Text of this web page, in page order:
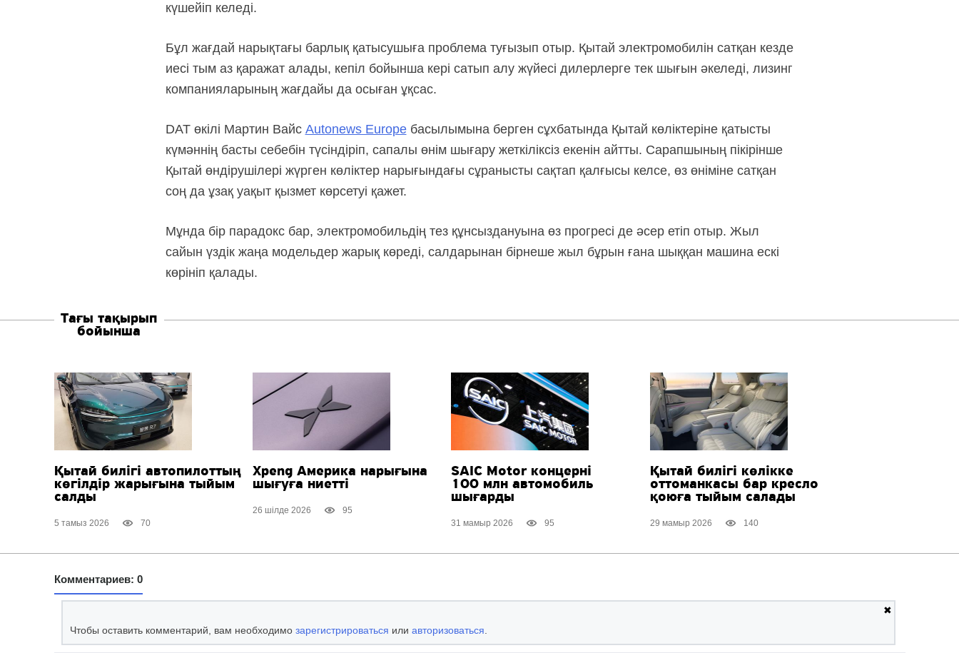
күшейіп келеді.
Бұл жағдай нарықтағы барлық қатысушыға проблема туғызып отыр. Қытай электромобилін сатқан кезде
иесі тым аз қаражат алады, кепіл бойынша кері сатып алу жүйесі дилерлерге тек шығын әкеледі, лизинг
компанияларының жағдайы да осыған ұқсас.
DAT өкілі Мартин Вайс Autonews Europeбасылымына берген сұхбатында Қытай көліктеріне қатысты
күмәннің басты себебін түсіндіріп, сапалы өнім шығару жеткіліксіз екенін айтты. Сарапшының пікірінше
Қытай өндірушілері жүрген көліктер нарығындағы сұранысты сақтап қалғысы келсе, өз өніміне сатқан
соң да ұзақ уақыт қызмет көрсетуі қажет.
Мұнда бір парадокс бар, электромобильдің тез құнсыздануына өз прогресі де әсер етіп отыр. Жыл
сайын үздік жаңа модельдер жарық көреді, салдарынан бірнеше жыл бұрын ғана шыққан машина ескі
көрініп қалады.
Тағы тақырып
бойынша
Қытай билігі автопилоттың
көгілдір жарығына тыйым
салды
5 тамыз 2026 70
Xpeng Америка нарығына
шығуға ниетті
26 шілде 2026 95
SAIС Motor концерні
100 млн автомобиль
шығарды
31 мамыр 2026 95
Қытай билігі көлікке
оттоманкасы бар кресло
қоюға тыйым салады
29 мамыр 2026 140
Комментариев: 0
✖
Чтобы оставить комментарий, вам необходимо зарегистрироваться или авторизоваться.